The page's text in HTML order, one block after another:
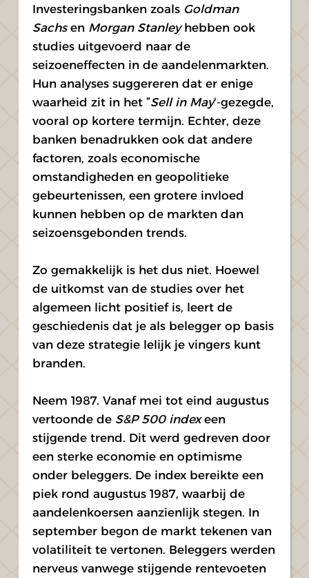
Investeringsbanken zoals Goldman
Sachs en Morgan Stanley hebben ook
studies uitgevoerd naar de
seizoeneffecten in de aandelenmarkten.
Hun analyses suggereren dat er enige
waarheid zit in het ”Sell in May‘-gezegde,
vooral op kortere termijn. Echter, deze
banken benadrukken ook dat andere
factoren, zoals economische
omstandigheden en geopolitieke
gebeurtenissen, een grotere invloed
kunnen hebben op de markten dan
seizoensgebonden trends.
Zo gemakkelijk is het dus niet. Hoewel
de uitkomst van de studies over het
algemeen licht positief is, leert de
geschiedenis dat je als belegger op basis
van deze strategie lelijk je vingers kunt
branden.
Neem 1987. Vanaf mei tot eind augustus
vertoonde de S&P 500 index een
stijgende trend. Dit werd gedreven door
een sterke economie en optimisme
onder beleggers. De index bereikte een
piek rond augustus 1987, waarbij de
aandelenkoersen aanzienlijk stegen. In
september begon de markt tekenen van
volatiliteit te vertonen. Beleggers werden
nerveus vanwege stijgende rentevoeten